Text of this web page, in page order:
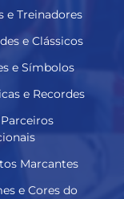
e Treinadores
e Clássicos
e Símbolos
e Recordes
Marcantes
e Cores do